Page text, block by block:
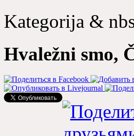
Kategorija &
Hvaležni smo,